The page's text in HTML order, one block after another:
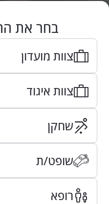
בחר את
צוות מועדון
צוות איגוד
שחקן
שופט/ת
רופא